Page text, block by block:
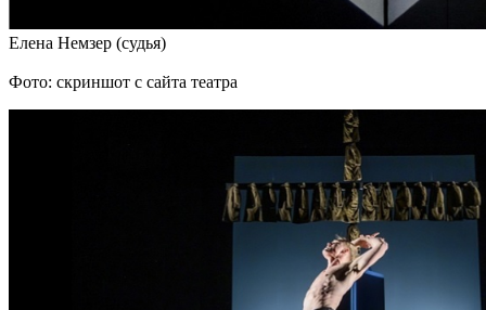
Елена Немзер (судья)
Фото: скриншот с сайта театра